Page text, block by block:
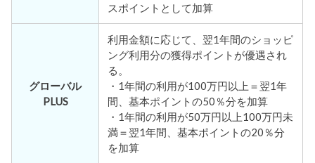
スポイントとして加算
グローバル
PLUS
利用金額に応じて、翌1年間のショッピ
ング利用分の獲得ポイントが優遇され
る。
・1年間の利用が100万円以上＝翌1年
間、基本ポイントの50％分を加算
・1年間の利用が50万円以上100万円未
満＝翌1年間、基本ポイントの20％分
を加算